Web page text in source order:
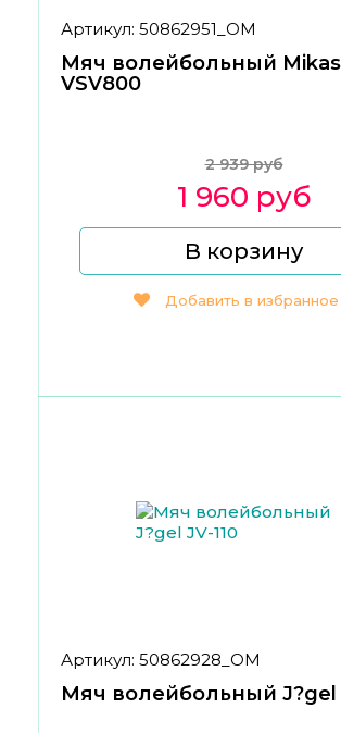
Артикул: 50862951_ОМ
Мяч волейбольный
VSV800
2 939 руб
1 960 руб
В корзину
Добавить в избранное
Артикул: 50862928_ОМ
Мяч волейбольный J?gel